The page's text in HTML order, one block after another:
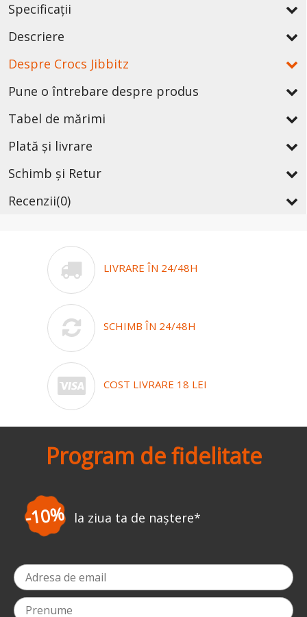
Specificații
Descriere
Despre Crocs Jibbitz
Pune o întrebare despre produs
Tabel de mărimi
Plată și livrare
Schimb și Retur
Recenzii(0)
LIVRARE ÎN 24/48H
SCHIMB ÎN 24/48H
COST LIVRARE 18 LEI
Program de fidelitate
-3% la prima comandă